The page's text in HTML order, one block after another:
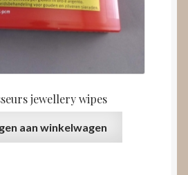
jewellery wipes
aan winkelwagen